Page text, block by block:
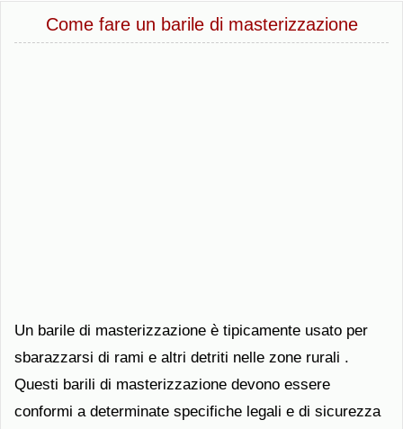
Come fare un barile di masterizzazione
Un barile di masterizzazione è tipicamente usato per
sbarazzarsi di rami e altri detriti nelle zone rurali .
Questi barili di masterizzazione devono essere
conformi a determinate specifiche legali e di sicurezza